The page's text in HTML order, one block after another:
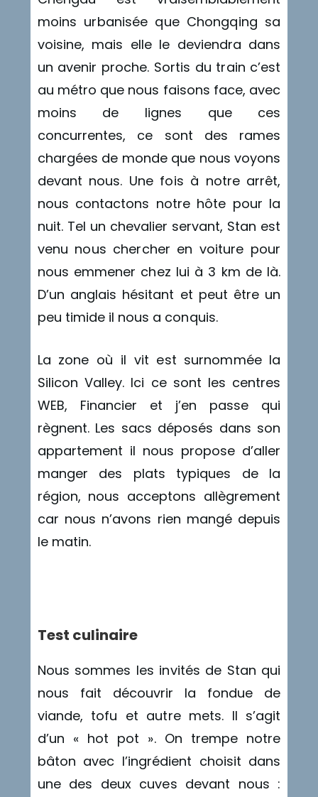
moins urbanisée que Chongqing sa
voisine, mais elle le deviendra dans
un avenir proche. Sortis du train c’est
au métro que nous faisons face, avec
moins de lignes que ces
concurrentes, ce sont des rames
chargées de monde que nous voyons
devant nous. Une fois à notre arrêt,
nous contactons notre hôte pour la
nuit. Tel un chevalier servant, Stan est
venu nous chercher en voiture pour
nous emmener chez lui à 3 km de là.
D’un anglais hésitant et peut être un
peu timide il nous a conquis.
La zone où il vit est surnommée la
Silicon Valley. Ici ce sont les centres
WEB, Financier et j’en passe qui
règnent. Les sacs déposés dans son
appartement il nous propose d’aller
manger des plats typiques de la
région, nous acceptons allègrement
car nous n’avons rien mangé depuis
le matin.
Test culinaire
Nous sommes les invités de Stan qui
nous fait découvrir la fondue de
viande, tofu et autre mets. Il s’agit
d’un « hot pot ». On trempe notre
bâton avec l’ingrédient choisit dans
une des deux cuves devant nous :